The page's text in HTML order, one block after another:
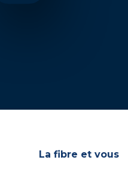
La fibre et vous